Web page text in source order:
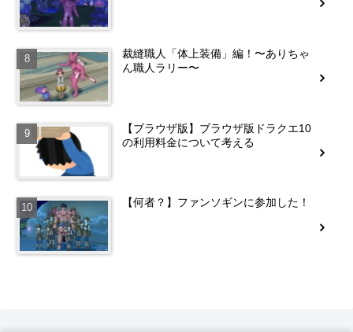
裁縫職人「体上装備」編！〜ありちゃ
ん職人ラリー〜
【ブラウザ版】ブラウザ版ドラクエ10
の利用料金について考える
【何者？】ファンソギンに参加した！